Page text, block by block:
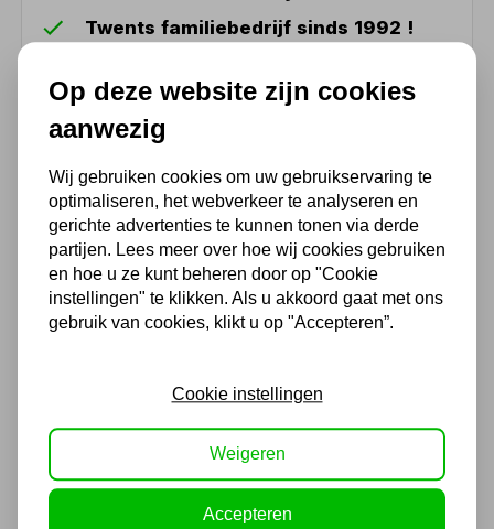
Twents familiebedrijf sinds 1992 !
Ook handig
Olie opvangsysteem 65L
model A
223,85
185,00 excl. BTW
260,15
215,00 excl. BTW
Op deze website zijn cookies
aanwezig
Wij gebruiken cookies om uw gebruikservaring te
optimaliseren, het webverkeer te analyseren en
gerichte advertenties te kunnen tonen via derde
partijen. Lees meer over hoe wij cookies gebruiken
en hoe u ze kunt beheren door op "Cookie
instellingen" te klikken. Als u akkoord gaat met ons
gebruik van cookies, klikt u op "Accepteren”.
Cookie instellingen
Weigeren
Accepteren